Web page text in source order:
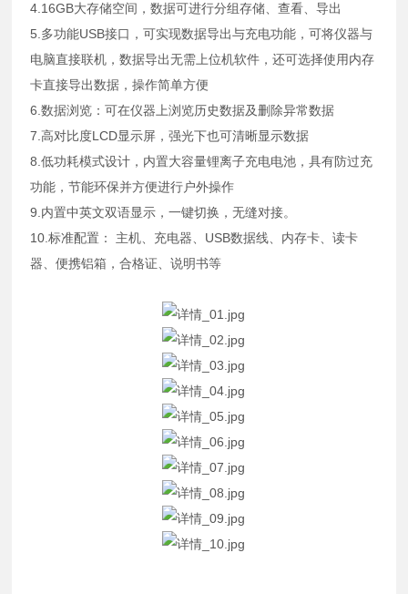
4.16GB大存储空间，数据可进行分组存储、查看、导出
5.多功能USB接口，可实现数据导出与充电功能，可将仪器与
电脑直接联机，数据导出无需上位机软件，还可选择使用内存
卡直接导出数据，操作简单方便
6.数据浏览：可在仪器上浏览历史数据及删除异常数据
7.高对比度LCD显示屏，强光下也可清晰显示数据
8.低功耗模式设计，内置大容量锂离子充电电池，具有防过充
功能，节能环保并方便进行户外操作
9.内置中英文双语显示，一键切换，无缝对接。
10.标准配置： 主机、充电器、USB数据线、内存卡、读卡
器、便携铝箱，合格证、说明书等